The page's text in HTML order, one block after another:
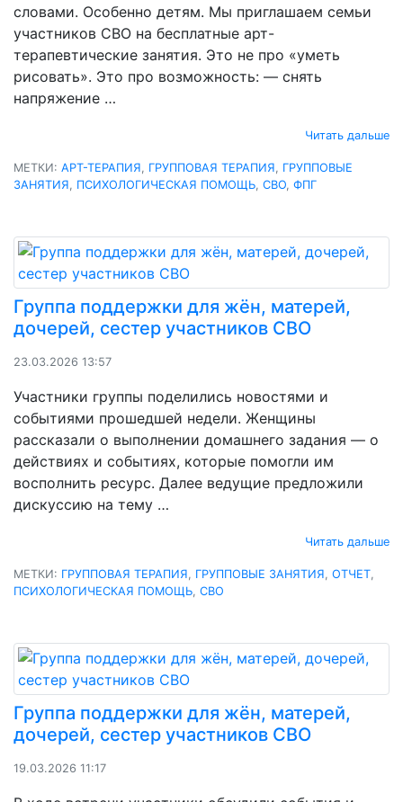
словами. Особенно детям. Мы приглашаем семьи
участников СВО на бесплатные арт-
терапевтические занятия. Это не про «уметь
рисовать». Это про возможность: — снять
напряжение …
Читать дальше
МЕТКИ: АРТ-ТЕРАПИЯ, ГРУППОВАЯ ТЕРАПИЯ, ГРУППОВЫЕ
ЗАНЯТИЯ, ПСИХОЛОГИЧЕСКАЯ ПОМОЩЬ, СВО, ФПГ
Группа поддержки для жён, матерей,
дочерей, сестер участников СВО
23.03.2026 13:57
Участники группы поделились новостями и
событиями прошедшей недели. Женщины
рассказали о выполнении домашнего задания — о
действиях и событиях, которые помогли им
восполнить ресурс. Далее ведущие предложили
дискуссию на тему …
Читать дальше
МЕТКИ: ГРУППОВАЯ ТЕРАПИЯ, ГРУППОВЫЕ ЗАНЯТИЯ, ОТЧЕТ,
ПСИХОЛОГИЧЕСКАЯ ПОМОЩЬ, СВО
Группа поддержки для жён, матерей,
дочерей, сестер участников СВО
19.03.2026 11:17